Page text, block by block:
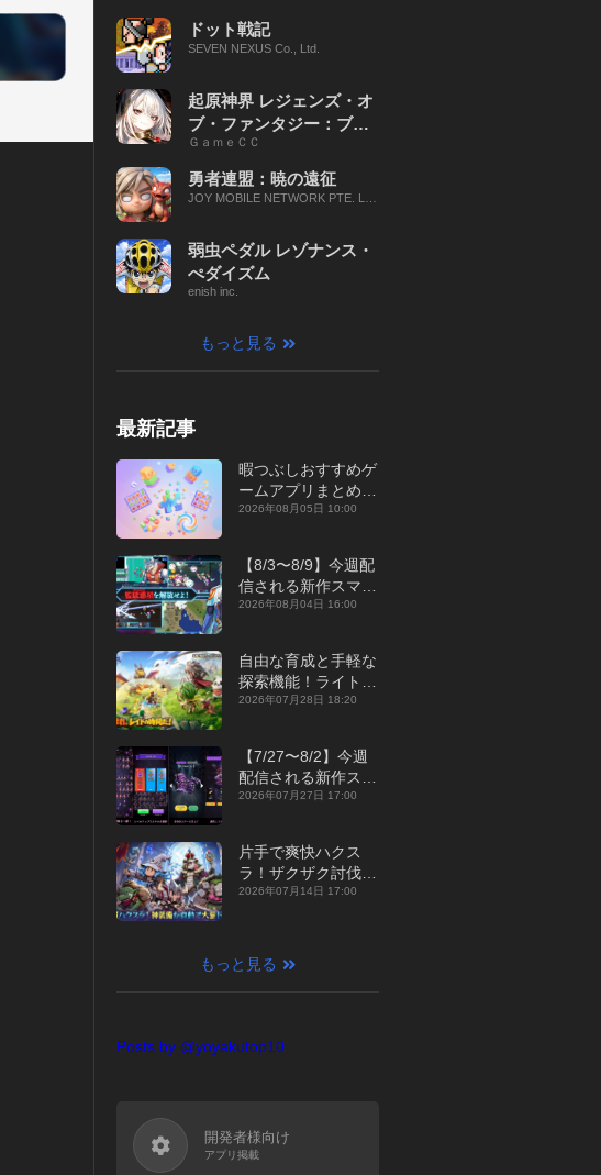
ドット戦記
SEVEN NEXUS Co., Ltd.
起原神界 レジェンズ・オ
ブ・ファンタジー：ブレ
イブ X
ＧａｍｅＣＣ
勇者連盟：暁の遠征
JOY MOBILE NETWORK PTE. LT
弱虫ペダル レゾナンス・
ぺダイズム
enish inc.
もっと見る
最新記事
暇つぶしおすすめゲ
ームアプリまとめ｜
オフライン対応あり
2026年08月05日 10:00
【8/3〜8/9】今週配
信される新作スマホ
ゲームをまとめてお
2026年08月04日 16:00
自由な育成と手軽な
探索機能！ライトカ
ジュアルMMORPG
征』【最新作PICKU
P】
2026年07月28日 18:20
【7/27〜8/2】今週
配信される新作スマ
ホゲームをまとめて
年】
2026年07月27日 17:00
片手で爽快ハクス
ラ！ザクザク討伐し
て神装備を集める放
【最新作PICKUP】
2026年07月14日 17:00
もっと見る
Posts by @yoyakutop10
開発者様向け
アプリ掲載